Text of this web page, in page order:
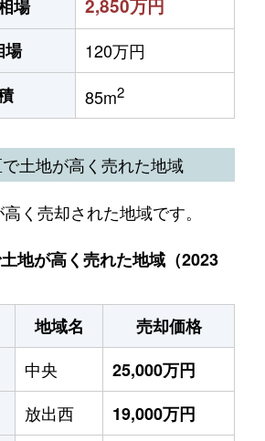
場
2,850万円
場
120万円
85m2
土地が高く売れた地域
く売却された地域です。
地が高く売れた地域（2023
地域名
売却価格
中央
25,000万円
放出西
19,000万円